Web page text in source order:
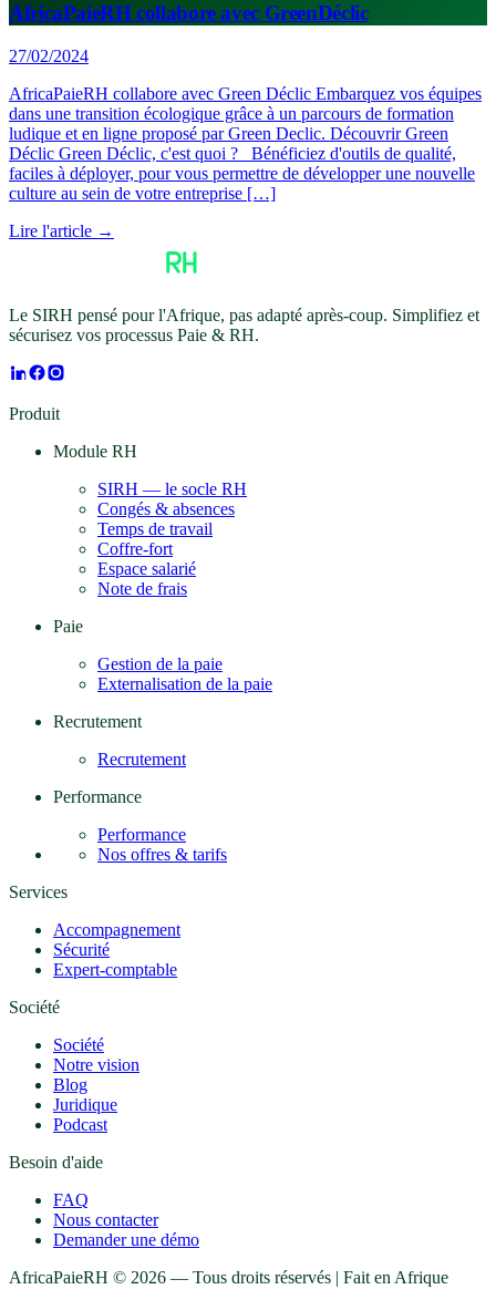
AfricaPaieRH collabore avec GreenDéclic
27/02/2024
AfricaPaieRH collabore avec Green Déclic Embarquez vos équipes
dans une transition écologique grâce à un parcours de formation
ludique et en ligne proposé par Green Declic. Découvrir Green
Déclic Green Déclic, c'est quoi ? Bénéficiez d'outils de qualité,
faciles à déployer, pour vous permettre de développer une nouvelle
culture au sein de votre entreprise […]
Lire l'article →
Le SIRH pensé pour l'Afrique, pas adapté après-coup. Simplifiez et
sécurisez vos processus Paie & RH.
Produit
Module RH
SIRH — le socle RH
Congés & absences
Temps de travail
Coffre-fort
Espace salarié
Note de frais
Paie
Gestion de la paie
Externalisation de la paie
Recrutement
Recrutement
Performance
Performance
Nos offres & tarifs
Services
Accompagnement
Sécurité
Expert-comptable
Société
Société
Notre vision
Blog
Juridique
Podcast
Besoin d'aide
FAQ
Nous contacter
Demander une démo
AfricaPaieRH © 2026 — Tous droits réservés | Fait en Afrique